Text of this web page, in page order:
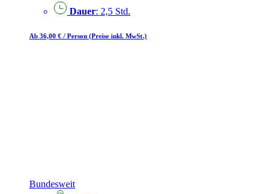
Dauer: 2,5 Std.
Ab 36,00 € / Person (Preise inkl. MwSt.)
Bundesweit